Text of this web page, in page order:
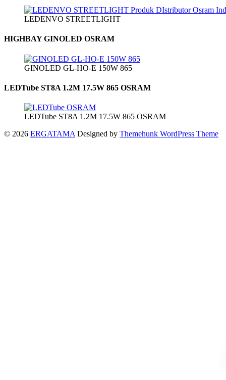
LEDENVO STREETLIGHT
HIGHBAY GINOLED OSRAM
GINOLED GL-HO-E 150W 865
LEDTube ST8A 1.2M 17.5W 865 OSRAM
LEDTube ST8A 1.2M 17.5W 865 OSRAM
© 2026 ERGATAMA Designed by Themehunk WordPress Theme